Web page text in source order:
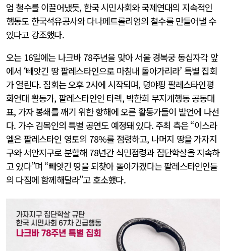
엄 철수를 이끌어냈듯, 한국 시민사회와 국제연대의 지속적인
행동도 한국석유공사와 다나페트롤리엄의 철수를 만들어낼 수
있다고 강조했다.
오는 16일에는 나크바 78주년을 맞아 서울 경복궁 동십자각 앞
에서 ‘빼앗긴 땅 팔레스타인으로 마침내 돌아가리라’ 특별 집회
가 열린다. 집회는 오후 2시에 시작되며, 뎡야핑 팔레스타인평
화연대 활동가, 팔레스타인인 타렉, 박한희 무지개행동 공동대
표, 가자 봉쇄를 깨기 위한 항해에 오른 활동가들이 발언에 나선
다. 가수 김목인의 특별 공연도 예정돼 있다. 주최 측은 “이스라
엘은 팔레스타인 영토의 78%를 점령하고, 나머지 땅을 가자지
구와 서안지구로 분할해 78년간 식민점령과 집단학살을 지속하
고 있다”며 “빼앗긴 땅을 되찾아 돌아가겠다는 팔레스타인인들
의 다짐에 함께해달라”고 호소했다.